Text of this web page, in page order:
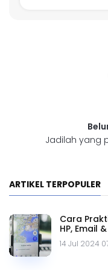
Jadilah yang
ARTIKEL TERPOPULER
Cara
HP, Email
14 Jul 2024